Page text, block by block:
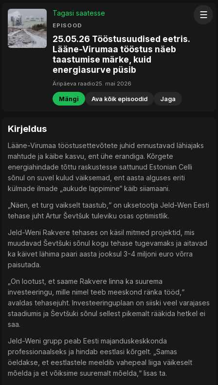
☰
Tagasi saatesse
EPISOOD
25.05.26 Tööstusuudised eetris.
Lääne-Virumaa tööstus näeb
taastumise märke, kuid
energiasurve püsib
Äripäeva raadio25. mai 2026
Mängi Ava kõik episoodid Jaga
Kirjeldus
Lääne-Virumaa tööstusettevõtete juhid ennustavad lähiajaks
mahtude ja käibe kasvu, ent ühe erandiga. Kõrgete
energiahindade tõttu raskustesse sattunud Estonian Celli
sõnul on suvel kulud väiksemad, ent aasta alguses eriti
külmade ilmade „aukude lappimine“ käib siiamaani.
„Näen, et turg vaikselt taastub,“ on uksetootja Jeld-Wen Eesti
tehase juht Artur Ševtšuk tuleviku osas optimistlik.
Jeld-Weni Rakvere tehases on käsil mitmed projektid, mis
muudavad Ševtšuki sõnul kogu tehase tugevamaks ja aitavad
ka käivet lähima paari aasta jooksul 3-4 miljoni euro võrra
paisutada.
„On lootust, et saame Rakvere linna ka suurema
investeeringu, mille nimel teeb meeskond ränka tööd,“
avaldas tehasejuht. Investeeringuplaan on siiski veel varajases
staadiumis ja Ševtšuki sõnul sellest pikemalt rääkida hetkel ei
saa.
Jeld-Weni grupp peab Eesti majanduskeskkonda
professionaalseks ja hindab eestlasi kõrgelt. „Samas
öeldakse, et eestlastele meeldib vahepeal liiga väikeselt
mõelda ja et võiksime suuremalt mõelda,“ lisas ta.